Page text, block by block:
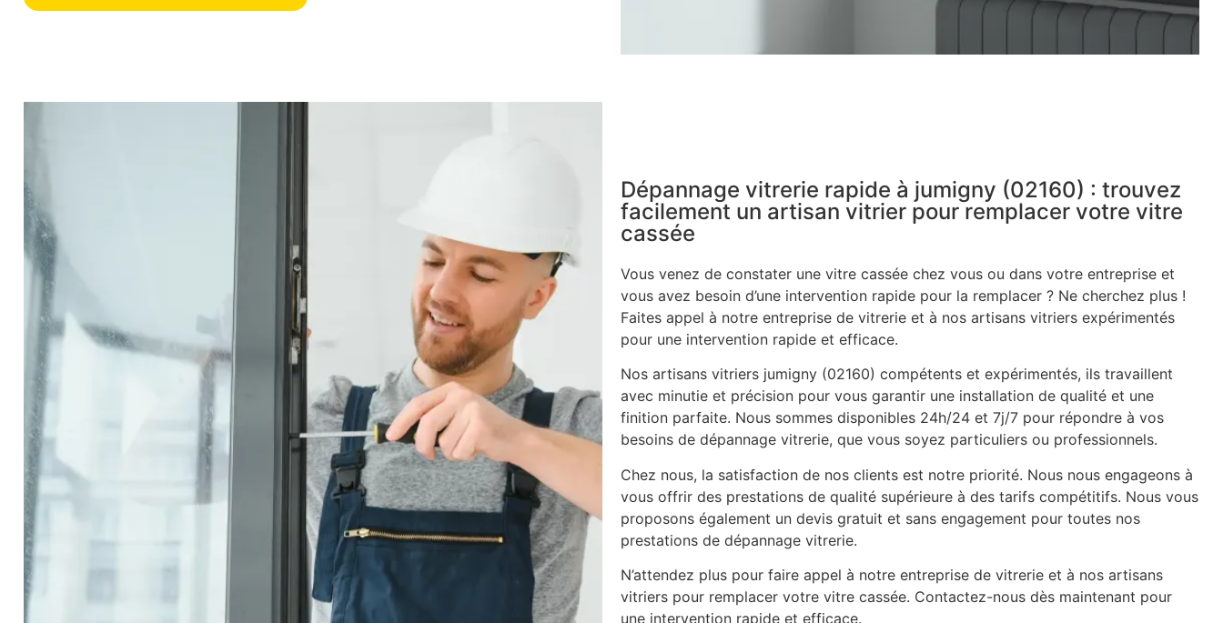
Dépannage vitrerie rapide à jumigny (02160) : trouvez
facilement un artisan vitrier pour remplacer votre vitre
cassée
Vous venez de constater une vitre cassée chez vous ou dans votre entreprise et
vous avez besoin d’une intervention rapide pour la remplacer ? Ne cherchez plus !
Faites appel à notre entreprise de vitrerie et à nos artisans vitriers expérimentés
pour une intervention rapide et efficace.
Nos artisans vitriers jumigny (02160) compétents et expérimentés, ils travaillent
avec minutie et précision pour vous garantir une installation de qualité et une
finition parfaite. Nous sommes disponibles 24h/24 et 7j/7 pour répondre à vos
besoins de dépannage vitrerie, que vous soyez particuliers ou professionnels.
Chez nous, la satisfaction de nos clients est notre priorité. Nous nous engageons à
vous offrir des prestations de qualité supérieure à des tarifs compétitifs. Nous vous
proposons également un devis gratuit et sans engagement pour toutes nos
prestations de dépannage vitrerie.
N’attendez plus pour faire appel à notre entreprise de vitrerie et à nos artisans
vitriers pour remplacer votre vitre cassée. Contactez-nous dès maintenant pour
une intervention rapide et efficace.